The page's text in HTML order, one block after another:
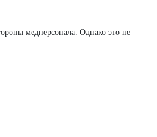
медперсонала. Однако это не